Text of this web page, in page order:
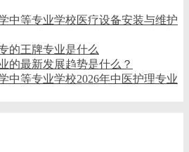
中等专业学校医疗设备安装与维护
的王牌专业是什么
的最新发展趋势是什么？
中等专业学校2026年中医护理专业